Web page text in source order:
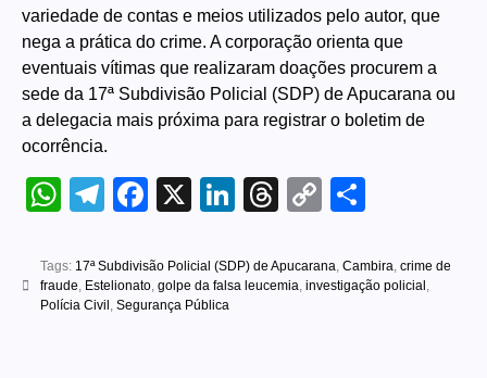
variedade de contas e meios utilizados pelo autor, que
nega a prática do crime. A corporação orienta que
eventuais vítimas que realizaram doações procurem a
sede da 17ª Subdivisão Policial (SDP) de Apucarana ou
a delegacia mais próxima para registrar o boletim de
ocorrência.
WhatsApp
Telegram
Facebook
X LinkedIn
Threads
Copy
Tags: 17ª Subdivisão Policial (SDP) de Apucarana Cambira crime de
fraude Estelionato golpe da falsa leucemia investigação policial
Polícia Civil Segurança Pública